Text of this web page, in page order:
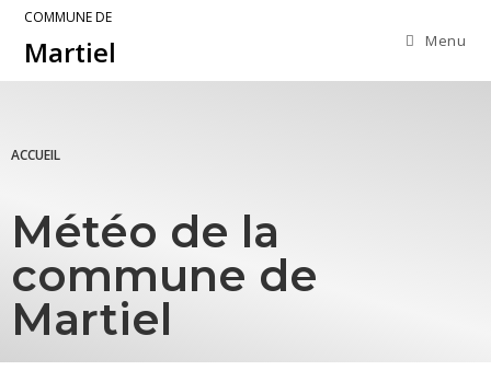
COMMUNE DE
Martiel Menu
ACCUEIL
Météo de la
commune de
Martiel